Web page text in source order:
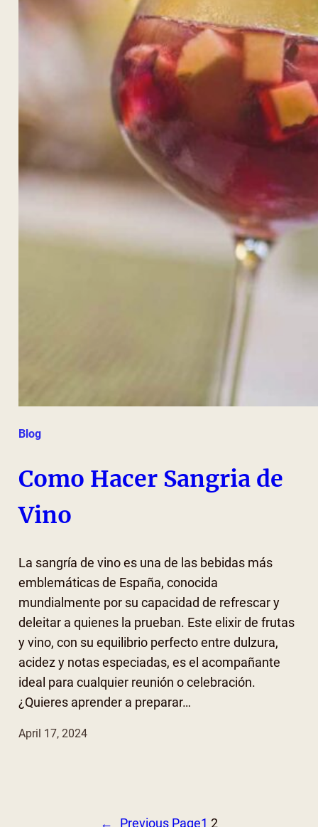
Blog
Como Hacer Sangria de
Vino
La sangría de vino es una de las bebidas más
emblemáticas de España, conocida
mundialmente por su capacidad de refrescar y
deleitar a quienes la prueban. Este elixir de frutas
y vino, con su equilibrio perfecto entre dulzura,
acidez y notas especiadas, es el acompañante
ideal para cualquier reunión o celebración.
¿Quieres aprender a preparar…
April 17, 2024
← Previous Page1 2